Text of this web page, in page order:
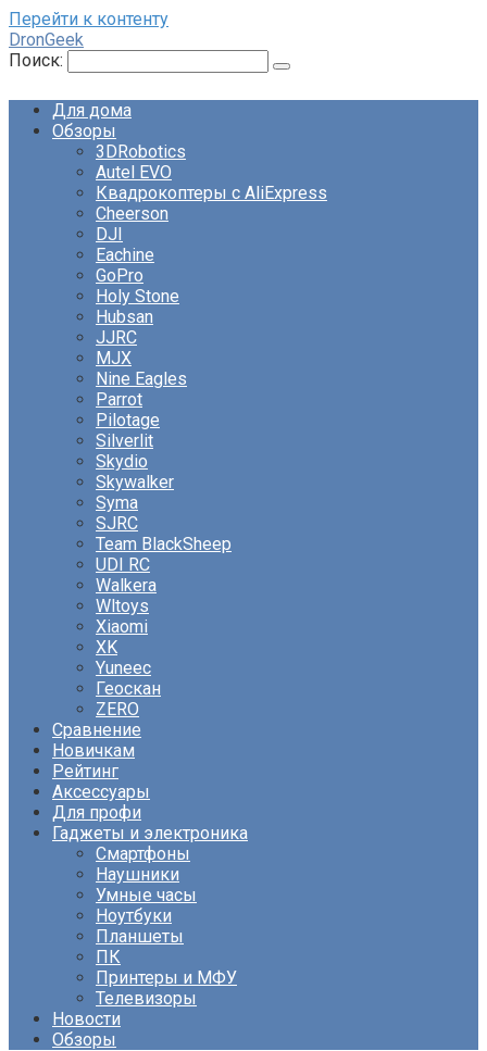
Перейти к контенту
DronGeek
Поиск:
Для дома
Обзоры
3DRobotics
Autel EVO
Квадрокоптеры с AliExpress
Cheerson
DJI
Eachine
GoPro
Holy Stone
Hubsan
JJRC
MJX
Nine Eagles
Parrot
Pilotage
Silverlit
Skydio
Skywalker
Syma
SJRC
Team BlackSheep
UDI RC
Walkera
Wltoys
Xiaomi
XK
Yuneec
Геоскан
ZERO
Сравнение
Новичкам
Рейтинг
Аксессуары
Для профи
Гаджеты и электроника
Смартфоны
Наушники
Умные часы
Ноутбуки
Планшеты
ПК
Принтеры и МФУ
Телевизоры
Новости
Обзоры